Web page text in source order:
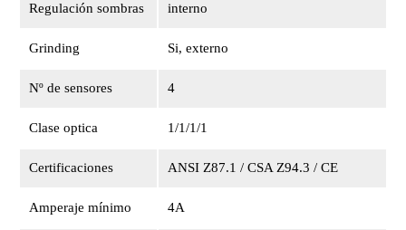
Regulación sombras interno
Grinding Si, externo
Nº de sensores 4
Clase optica 1/1/1/1
Certificaciones ANSI Z87.1 / CSA Z94.3 / CE
Amperaje mínimo 4A